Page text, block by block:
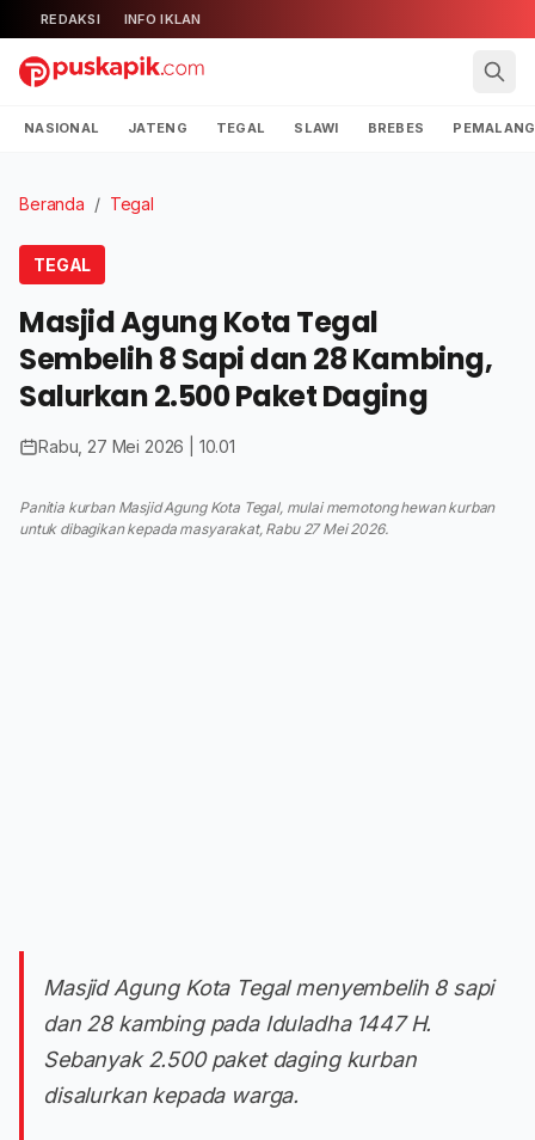
REDAKSI INFO IKLAN
NASIONAL JATENG TEGAL SLAWI BREBES PEMALANG
Beranda / Tegal
TEGAL
Masjid Agung Kota Tegal
Sembelih 8 Sapi dan 28 Kambing,
Salurkan 2.500 Paket Daging
Rabu, 27 Mei 2026 | 10.01
Panitia kurban Masjid Agung Kota Tegal, mulai memotong hewan kurban
untuk dibagikan kepada masyarakat, Rabu 27 Mei 2026.
Masjid Agung Kota Tegal menyembelih 8 sapi
dan 28 kambing pada Iduladha 1447 H.
Sebanyak 2.500 paket daging kurban
disalurkan kepada warga.